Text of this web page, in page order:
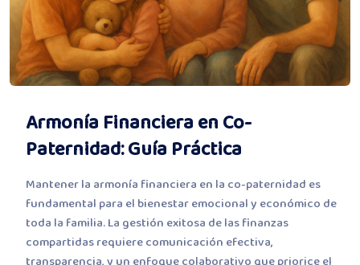
Armonía Financiera en Co-
Paternidad: Guía Práctica
Mantener la armonía financiera en la co-paternidad es
fundamental para el bienestar emocional y económico de
toda la familia. La gestión exitosa de las finanzas
compartidas requiere comunicación efectiva,